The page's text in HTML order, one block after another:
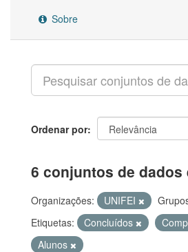
Sobre
Ordenar por
6 conjuntos de dados
Organizações: UNIFEI
Etiquetas:
Concluídos
Alunos